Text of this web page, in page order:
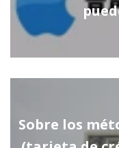
Sobre los